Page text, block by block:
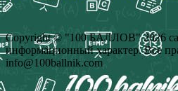
Copyright © "100 БАЛЛОВ" 2026
информационный характер. Все
info@100ballnik.com